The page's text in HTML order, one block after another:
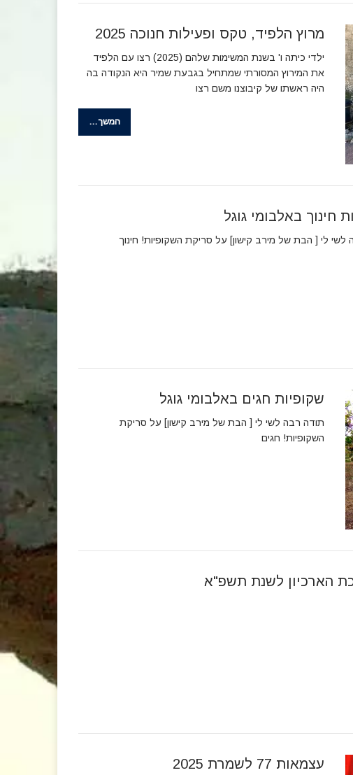
מרוץ הלפיד, טקס ופעילות חנוכה 2025
ילדי כיתה ו' בשנת המשימות שלהם (2025) רצו עם הלפיד
את המירוץ המסורתי שמתחיל בגבעת שמיר היא הנקודה בה
היה ראשתו של קיבוצנו משם רצו
המשך…
חינוך באלבומי גוגל
לשי לי [ הבת של מירב קישון] על סריקת השקופיות! חינוך
שקופיות חגים באלבומי גוגל
תודה רבה לשי לי [ הבת של מירב קישון] על סריקת
השקופיות! חגים
הארכיון לשנת תשפ"א
עצמאות 77 לשמרת 2025